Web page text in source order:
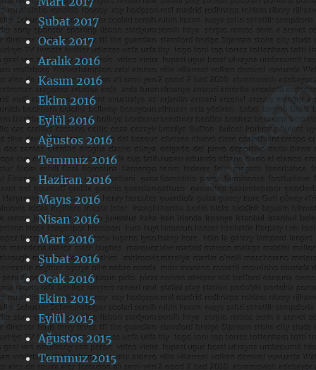
Şubat 2017
Ocak 2017
Aralık 2016
Kasım 2016
Ekim 2016
Eylül 2016
Ağustos 2016
Temmuz 2016
Haziran 2016
Mayıs 2016
Nisan 2016
Mart 2016
Şubat 2016
Ocak 2016
Ekim 2015
Eylül 2015
Ağustos 2015
Temmuz 2015